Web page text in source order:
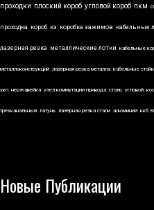
проходки плоский короб угловой короб пкм
проходка короб кз коробка зажимов кабельные
лазерная резка металлические лотки кабельные
металлоконструкций лазерная резка металла кабельные
укп нержавейка узел коммутации привода сталь угловой
трехканальный латунь лазерная резка стали алюминий ккб
Новые Публикации